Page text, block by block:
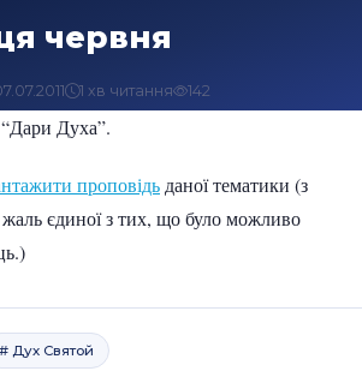
червня
1 хв читання 142
Духа”.
проповідь даної тематики (з
єдиної з тих, що було можливо
# Дух Святой